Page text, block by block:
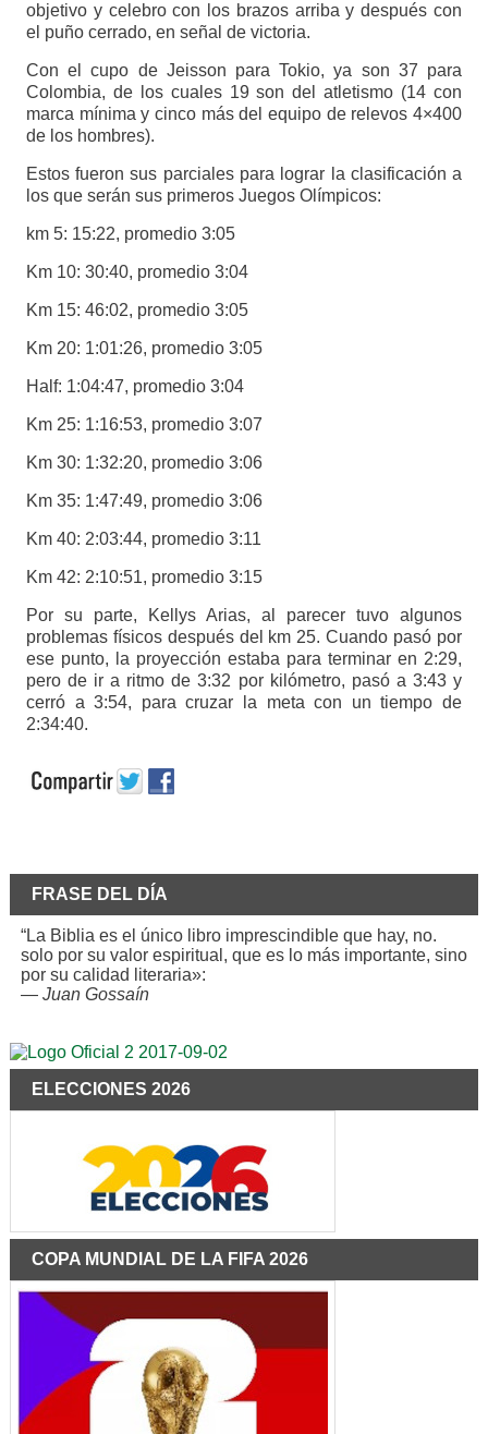
objetivo y celebro con los brazos arriba y después con
el puño cerrado, en señal de victoria.
Con el cupo de Jeisson para Tokio, ya son 37 para
Colombia, de los cuales 19 son del atletismo (14 con
marca mínima y cinco más del equipo de relevos 4×400
de los hombres).
Estos fueron sus parciales para lograr la clasificación a
los que serán sus primeros Juegos Olímpicos:
km 5: 15:22, promedio 3:05
Km 10: 30:40, promedio 3:04
Km 15: 46:02, promedio 3:05
Km 20: 1:01:26, promedio 3:05
Half: 1:04:47, promedio 3:04
Km 25: 1:16:53, promedio 3:07
Km 30: 1:32:20, promedio 3:06
Km 35: 1:47:49, promedio 3:06
Km 40: 2:03:44, promedio 3:11
Km 42: 2:10:51, promedio 3:15
Por su parte, Kellys Arias, al parecer tuvo algunos
problemas físicos después del km 25. Cuando pasó por
ese punto, la proyección estaba para terminar en 2:29,
pero de ir a ritmo de 3:32 por kilómetro, pasó a 3:43 y
cerró a 3:54, para cruzar la meta con un tiempo de
2:34:40.
FRASE DEL DÍA
“La Biblia es el único libro imprescindible que hay, no.
solo por su valor espiritual, que es lo más importante, sino
por su calidad literaria»:
— Juan Gossaín
ELECCIONES 2026
COPA MUNDIAL DE LA FIFA 2026